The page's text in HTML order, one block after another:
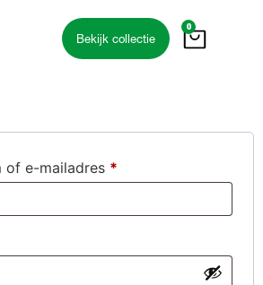
Bekijk collectie
0
of e-mailadres *